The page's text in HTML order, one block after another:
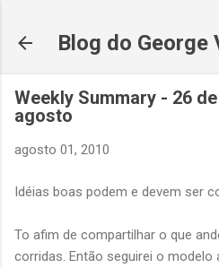
Blog do George
Weekly Summary - 26
agosto
agosto 01, 2010
Idéias boas podem e devem ser
To afim de compartilhar o que
corridas. Então seguirei o modelo